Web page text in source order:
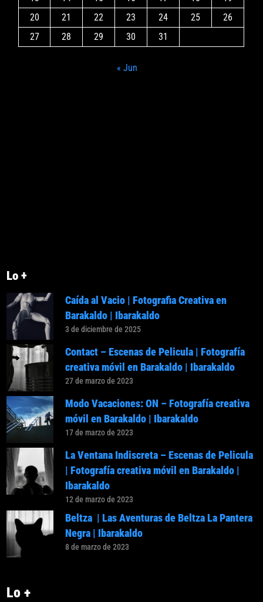
20
21 22 23 24 25
26
27
28 29 30 31
« Jun
Lo +
Caída al Vacio | Fotografia Creativa en
Barakaldo | Ibarakaldo
3 de diciembre de 2025
Contact – Escenas de Pelicula | Fotografía
creativa móvil en Barakaldo | Ibarakaldo
27 de marzo de 2023
Modo Vacaciones: ON – Fotografía creativa
móvil en Barakaldo | Ibarakaldo
17 de marzo de 2023
La Ventana Indiscreta – Escenas de Pelicula
| Fotografía creativa móvil en Barakaldo |
Ibarakaldo
12 de marzo de 2023
Beltza | Las Aventuras de Beltza La Pantera
Negra | Ibarakaldo
8 de marzo de 2023
Lo +